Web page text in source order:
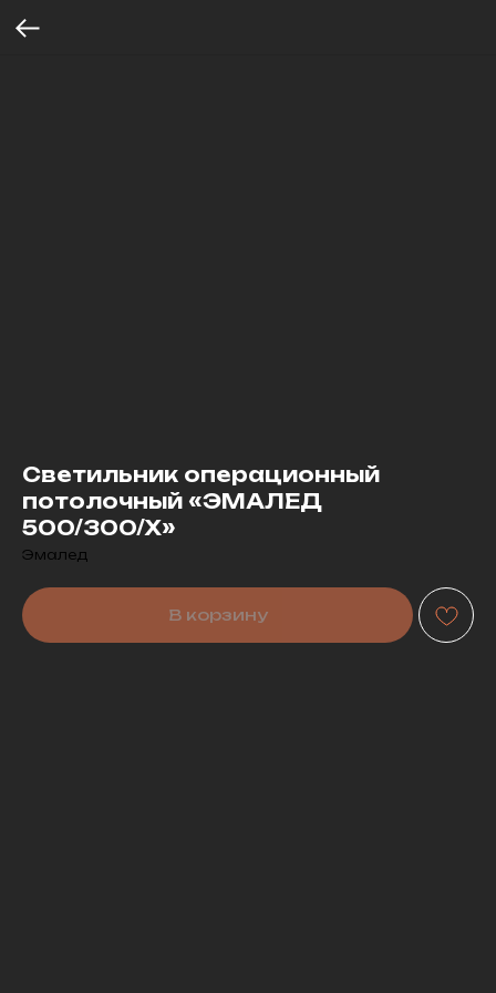
Светильник операционный
потолочный «ЭМАЛЕД
500/300/X»
Эмалед
В корзину